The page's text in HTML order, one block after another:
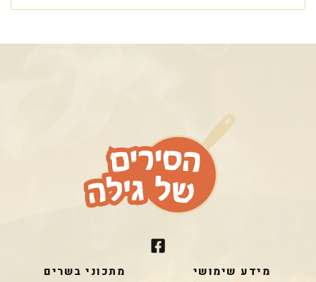
מידע שימושי מתכוני בשרים